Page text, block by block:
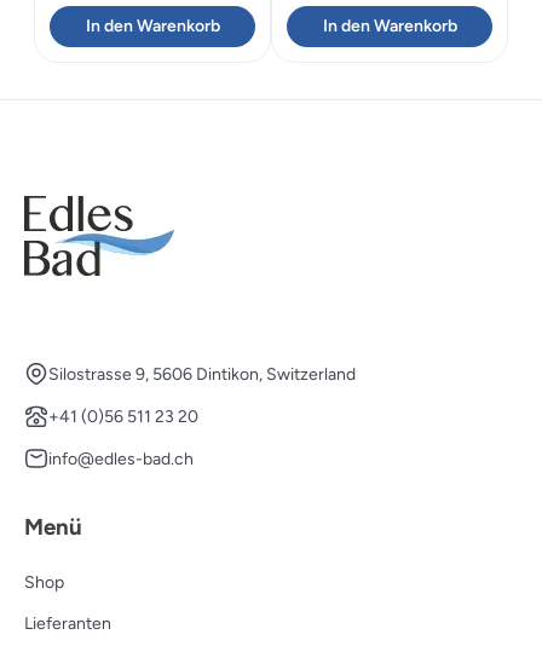
In den Warenkorb
Preis
war:
Preis
ist:
In den Warenkorb
Silostrasse 9, 5606 Dintikon, Switzerland
+41 (0)56 511 23 20
info@edles-bad.ch
Menü
Shop
Lieferanten